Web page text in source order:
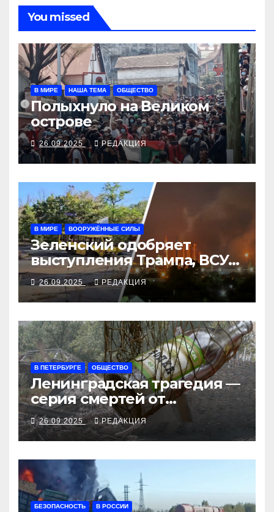
You missed
В МИРЕ НАША ТЕМА ОБЩЕСТВО
Полыхнуло на Великом
острове
26.09.2025 РЕДАКЦИЯ
В МИРЕ ВООРУЖЁННЫЕ СИЛЫ
Зеленский одобряет
выступления Трампа, ВСУ
закрыли Добропольский
рубеж
26.09.2025 РЕДАКЦИЯ
В ПЕТЕРБУРГЕ ОБЩЕСТВО
Ленинградская трагедия —
серия смертей от
алкосуррогата
26.09.2025 РЕДАКЦИЯ
БЕЗОПАСНОСТЬ В РОССИИ